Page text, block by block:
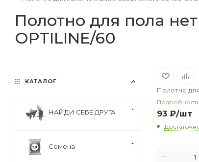
Полотно для пола
OPTILINE/60
Полотно
93 ₽/шт
КАТАЛОГ
НАЙДИ СЕБЕ ДРУГА
Семена